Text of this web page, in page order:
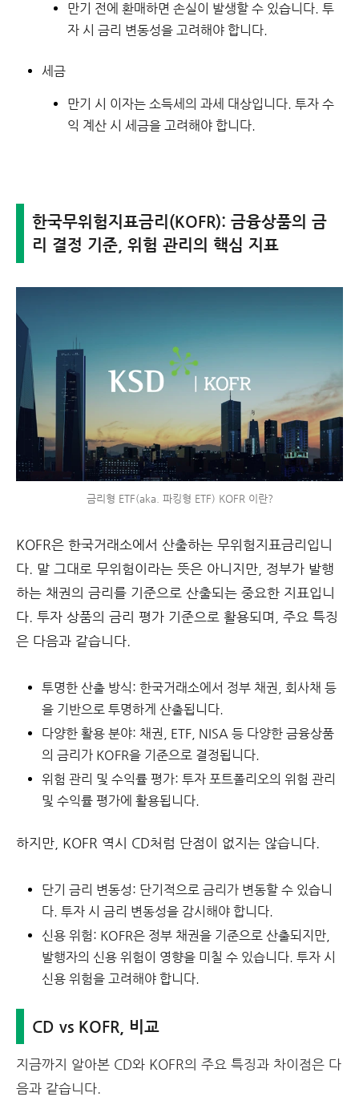
만기 전에 환매하면 손실이 발생할 수 있습니다. 투
자 시 금리 변동성을 고려해야 합니다.
세금
만기 시 이자는 소득세의 과세 대상입니다. 투자 수
익 계산 시 세금을 고려해야 합니다.
한국무위험지표금리(KOFR): 금융상품의 금
리 결정 기준, 위험 관리의 핵심 지표
금리형 ETF(aka. 파킹형 ETF) KOFR 이란?
KOFR은 한국거래소에서 산출하는 무위험지표금리입니
다. 말 그대로 무위험이라는 뜻은 아니지만, 정부가 발행
하는 채권의 금리를 기준으로 산출되는 중요한 지표입니
다. 투자 상품의 금리 평가 기준으로 활용되며, 주요 특징
은 다음과 같습니다.
투명한 산출 방식: 한국거래소에서 정부 채권, 회사채 등
을 기반으로 투명하게 산출됩니다.
다양한 활용 분야: 채권, ETF, NISA 등 다양한 금융상품
의 금리가 KOFR을 기준으로 결정됩니다.
위험 관리 및 수익률 평가: 투자 포트폴리오의 위험 관리
및 수익률 평가에 활용됩니다.
하지만, KOFR 역시 CD처럼 단점이 없지는 않습니다.
단기 금리 변동성: 단기적으로 금리가 변동할 수 있습니
다. 투자 시 금리 변동성을 감시해야 합니다.
신용 위험: KOFR은 정부 채권을 기준으로 산출되지만,
발행자의 신용 위험이 영향을 미칠 수 있습니다. 투자 시
신용 위험을 고려해야 합니다.
CD vs KOFR, 비교
지금까지 알아본 CD와 KOFR의 주요 특징과 차이점은 다
음과 같습니다.